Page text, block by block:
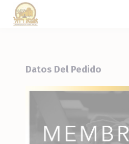
Datos Del Pedido